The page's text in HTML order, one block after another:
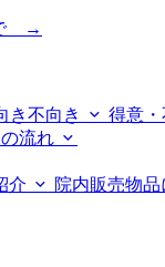
→
き不向き
得意
流れ
介
院内販売物